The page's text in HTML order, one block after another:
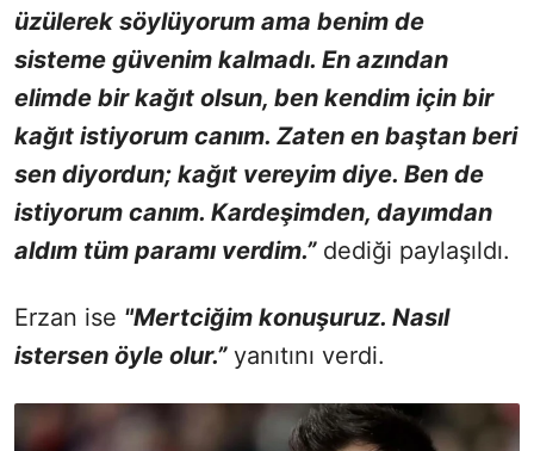
üzülerek söylüyorum ama benim de
sisteme güvenim kalmadı. En azından
elimde bir kağıt olsun, ben kendim için bir
kağıt istiyorum canım. Zaten en baştan beri
sen diyordun; kağıt vereyim diye. Ben de
istiyorum canım. Kardeşimden, dayımdan
aldım tüm paramı verdim.”dediği paylaşıldı.
Erzan ise "Mertciğim konuşuruz. Nasıl
istersen öyle olur.”yanıtını verdi.